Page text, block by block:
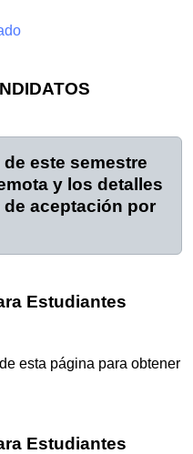
este semestre
y los detalles
aceptación por
Estudiantes
esta página para obtener
Estudiantes